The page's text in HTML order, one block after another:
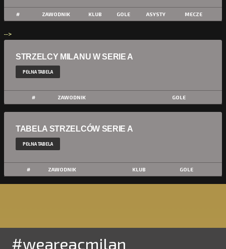
# ZAWODNIK KLUB GOLE ASYSTY MECZE
-->
STRZELCY MILANU W SERIE A
PEŁNA TABELA
# ZAWODNIK GOLE
TABELA STRZELCÓW SERIE A
PEŁNA TABELA
# ZAWODNIK KLUB GOLE
#weareacmilan